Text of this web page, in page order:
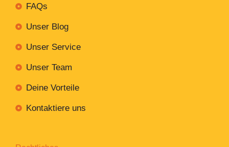
FAQs
Unser Blog
Unser Service
Unser Team
Deine Vorteile
Kontaktiere uns